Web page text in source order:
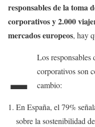
responsables de la toma
corporativos y 2.000
mercados europeos, hay
- Los responsables
corporativos son
cambio:
En España, el 79%
sobre la sostenibilidad